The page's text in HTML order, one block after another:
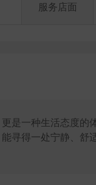
服务店面
是一种生活态度
寻得一处宁静、